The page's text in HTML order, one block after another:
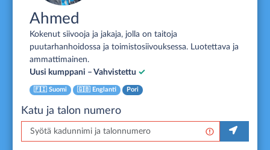
Ahmed
Kokenut siivooja ja jakaja, jolla on taitoja
puutarhanhoidossa ja toimistosiivouksessa. Luotettava ja
ammattimainen.
Uusi kumppani – Vahvistettu ✓
🇫🇮Suomi 🇬🇧Englanti Pori
Katu ja talon numero